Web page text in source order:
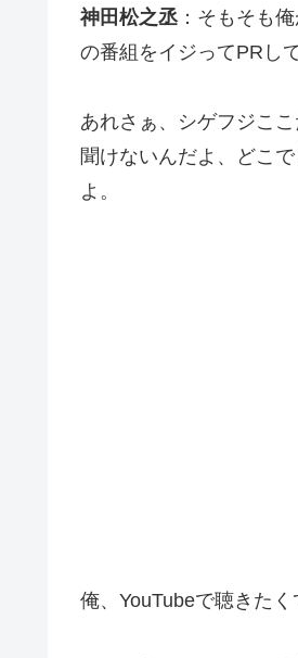
神田松之丞：そもそも
の番組をイジってPRし
あれさぁ、シゲフジこ
聞けないんだよ、どこ
よ。
俺、YouTubeで聴きた